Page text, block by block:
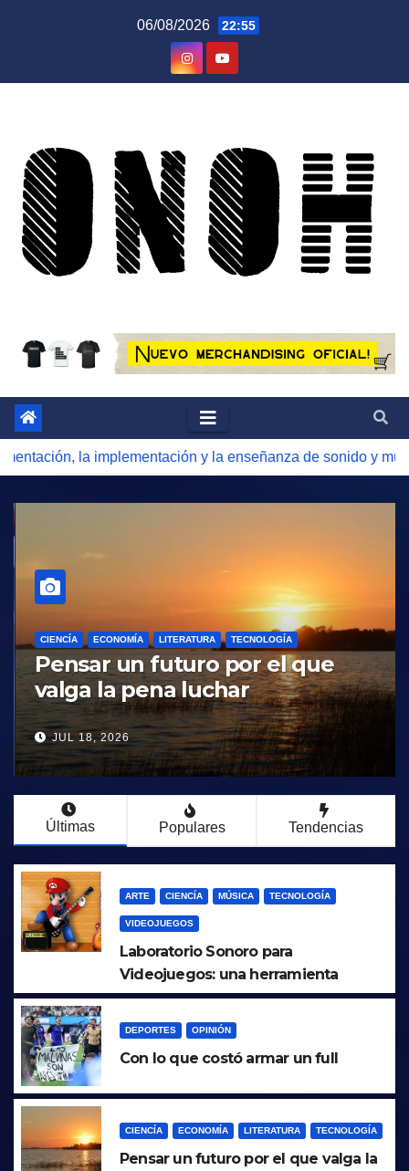
06/08/2026 22:55
y la enseñanza de sonido y música en
CIENCÍA ECONOMÍA LITERATURA TECNOLOGÍA
Pensar un futuro por el que
valga la pena luchar
JUL 18, 2026
Últimas Populares Tendencias
ARTE CIENCÍA MÚSICA TECNOLOGÍA
VIDEOJUEGOS
Laboratorio Sonoro para
Videojuegos: una herramienta
abierta para la experimentación, la
implementación y la enseñanza de
sonido y música en videojuegos
DEPORTES OPINIÓN
Con lo que costó armar un full
CIENCÍA ECONOMÍA LITERATURA TECNOLOGÍA
Pensar un futuro por el que valga la